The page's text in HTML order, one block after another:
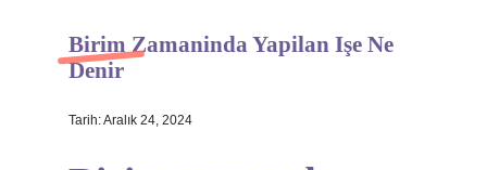
Hakkımızda
Birim Zamaninda Yapilan Işe Ne
Denir
Tarih: Aralık 24, 2024